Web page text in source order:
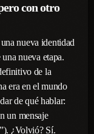
con otro
nueva identidad
nueva etapa.
de la
era en el mundo
de qué hablar:
un mensaje
¿Volvió? Sí.